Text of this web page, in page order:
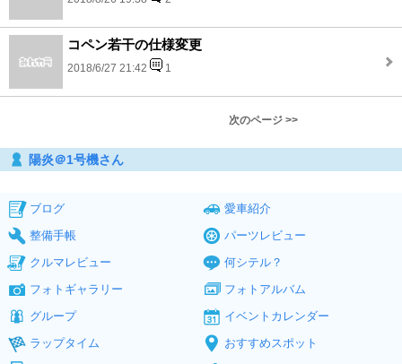
コペン若干の仕様変更
2018/6/27 21:42 1
次のページ >>
陽炎＠1号機さん
ブログ
愛車紹介
整備手帳
パーツレビュー
クルマレビュー
何シテル？
フォトギャラリー
フォトアルバム
グループ
イベントカレンダー
ラップタイム
おすすめスポット